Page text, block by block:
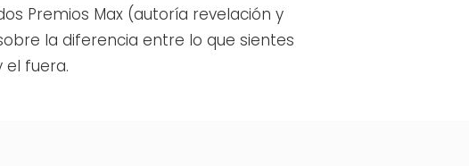
Premios Max (autoría revelación y
la diferencia entre lo que sientes
el fuera.